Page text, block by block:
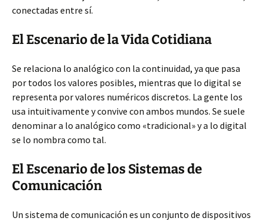
conectadas entre sí.
El Escenario de la Vida Cotidiana
Se relaciona lo analógico con la continuidad, ya que pasa
por todos los valores posibles, mientras que lo digital se
representa por valores numéricos discretos. La gente los
usa intuitivamente y convive con ambos mundos. Se suele
denominar a lo analógico como «tradicional» y a lo digital
se lo nombra como tal.
El Escenario de los Sistemas de
Comunicación
Un sistema de comunicación es un conjunto de dispositivos